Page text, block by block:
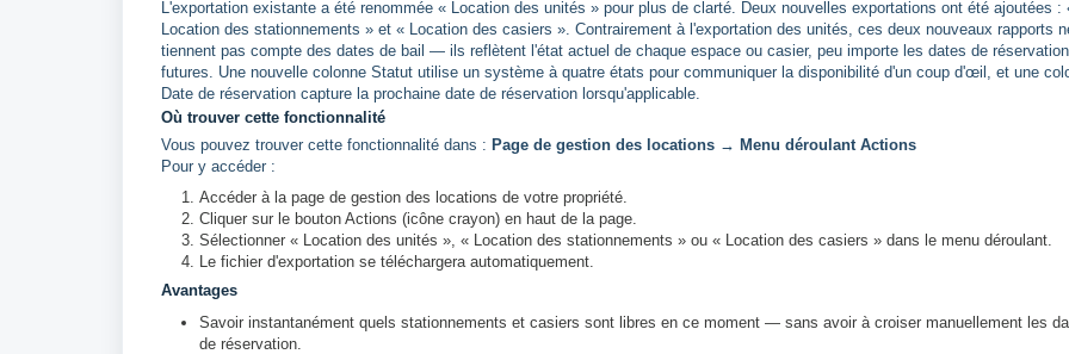
L'exportation existante a été renommée « Location des unités » pour plus de clarté. Deux nouvelles exportations ont été ajoutées :
Location des stationnements » et « Location des casiers ». Contrairement à l'exportation des unités, ces deux nouveaux rapports
tiennent pas compte des dates de bail — ils reflètent l'état actuel de chaque espace ou casier, peu importe les dates de réservation
futures. Une nouvelle colonne Statut utilise un système à quatre états pour communiquer la disponibilité d'un coup d'œil, et une
Date de réservation capture la prochaine date de réservation lorsqu'applicable.
Où trouver cette fonctionnalité
Vous pouvez trouver cette fonctionnalité dans : Page de gestion des locations → Menu déroulant Actions
Pour y accéder :
Accéder à la page de gestion des locations de votre propriété.
Cliquer sur le bouton Actions (icône crayon) en haut de la page.
Sélectionner « Location des unités », « Location des stationnements » ou « Location des casiers » dans le menu déroulant.
Le fichier d'exportation se téléchargera automatiquement.
Avantages
Savoir instantanément quels stationnements et casiers sont libres en ce moment — sans avoir à croiser manuellement les
de réservation.